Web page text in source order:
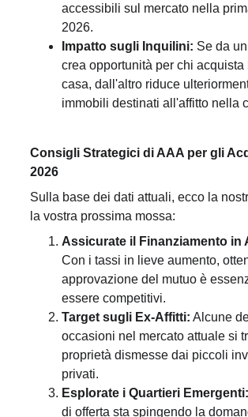
accessibili sul mercato nella
2026.
Impatto sugli Inquilini: Se da
crea opportunità per chi acquista
casa, dall'altro riduce
immobili destinati all'affitto nella
Consigli Strategici di AAA per gli
2026
Sulla base dei dati attuali, ecco la
la vostra prossima mossa:
Assicurate il Finanziamento in
Con i tassi in lieve aumento,
approvazione del mutuo è
essere competitivi.
Target sugli Ex-Affitti: Alcune
occasioni nel mercato attuale si
proprietà dismesse dai piccoli
privati.
Esplorate i Quartieri Emergenti:
di offerta sta spingendo la